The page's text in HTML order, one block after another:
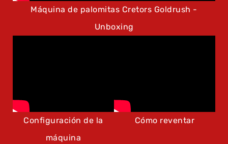
Máquina de palomitas Cretors Goldrush -
Unboxing
Configuración de la
máquina
Cómo reventar